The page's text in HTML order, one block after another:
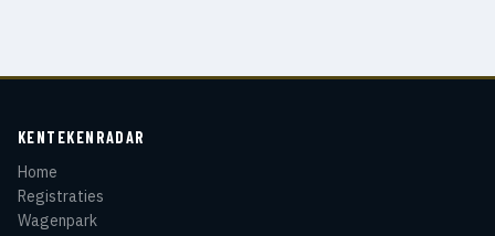
KENTEKENRADAR
Home
Registraties
Wagenpark